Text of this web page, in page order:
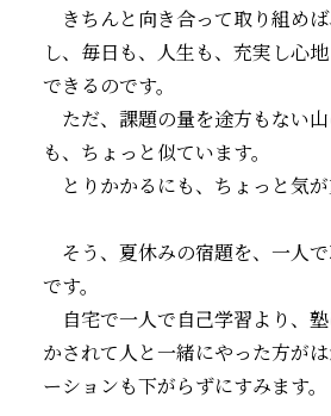
きちんと向き合って取り組め
し、毎日も、人生も、充実し心
できるのです。
ただ、課題の量を途方もない
も、ちょっと似ています。
とりかかるにも、ちょっと気
そう、夏休みの宿題を、一人
です。
自宅で一人で自己学習より、
かされて人と一緒にやった方が
ーションも下がらずにすみます。